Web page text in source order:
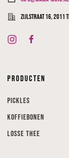
Zijlstraat 16, 2011
Producten
Pickles
Koffiebonen
Losse thee